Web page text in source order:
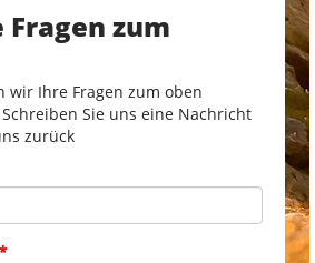
Fragen zum
wir Ihre Fragen zum oben
Sie uns eine Nachricht
zurück